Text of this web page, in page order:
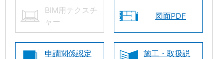
BIM用テクスチ
ャー
図面PDF
申請関係認定
施工・取扱説